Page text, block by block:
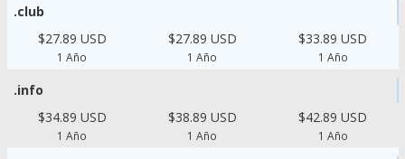
.club
$27.89 USD
1 Año
$27.89 USD
1 Año
$33.89 USD
1 Año
.info
$34.89 USD
1 Año
$38.89 USD
1 Año
$42.89 USD
1 Año